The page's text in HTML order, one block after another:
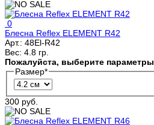
0
Блесна Reflex ELEMENT R42
Арт.: 48El-R42
Вес: 4.8 гр.
Пожалуйста, выберите параметры
Размер*
300 руб.